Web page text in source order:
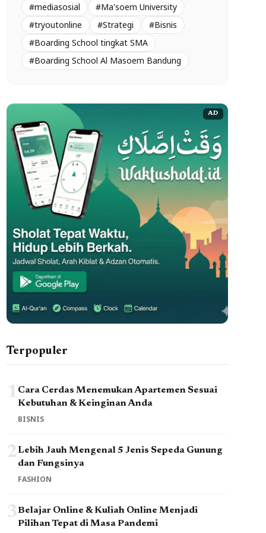
#mediasosial
#Ma'soem University
#tryoutonline
#Strategi
#Bisnis
#Boarding School tingkat SMA
#Boarding School Al Masoem Bandung
AD
Terpopuler
1 Cara Cerdas Menemukan Apartemen Sesuai
Kebutuhan & Keinginan Anda
BISNIS
2Lebih Jauh Mengenal 5 Jenis Sepeda Gunung
dan Fungsinya
FASHION
3Belajar Online & Kuliah Online Menjadi
Pilihan Tepat di Masa Pandemi